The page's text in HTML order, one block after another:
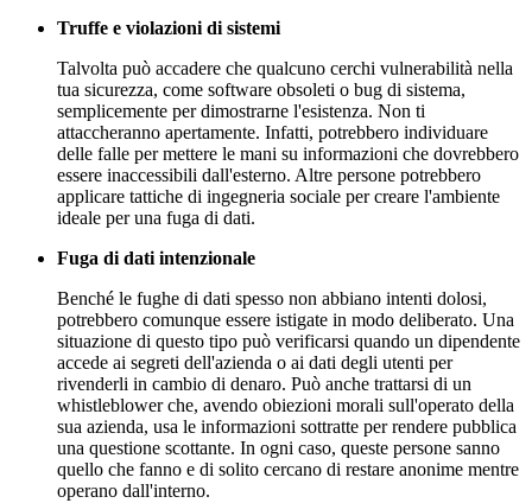
Truffe e violazioni di sistemi
Talvolta può accadere che qualcuno cerchi vulnerabilità nella
tua sicurezza, come software obsoleti o bug di sistema,
semplicemente per dimostrarne l'esistenza. Non ti
attaccheranno apertamente. Infatti, potrebbero individuare
delle falle per mettere le mani su informazioni che dovrebbero
essere inaccessibili dall'esterno. Altre persone potrebbero
applicare tattiche di ingegneria sociale per creare l'ambiente
ideale per una fuga di dati.
Fuga di dati intenzionale
Benché le fughe di dati spesso non abbiano intenti dolosi,
potrebbero comunque essere istigate in modo deliberato. Una
situazione di questo tipo può verificarsi quando un dipendente
accede ai segreti dell'azienda o ai dati degli utenti per
rivenderli in cambio di denaro. Può anche trattarsi di un
whistleblower che, avendo obiezioni morali sull'operato della
sua azienda, usa le informazioni sottratte per rendere pubblica
una questione scottante. In ogni caso, queste persone sanno
quello che fanno e di solito cercano di restare anonime mentre
operano dall'interno.